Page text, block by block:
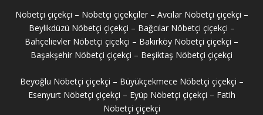
Nöbetçi çiçekçi – Nöbetçi çiçekçiler – Avcılar Nöbetçi çiçekçi –
Beylikdüzü Nöbetçi çiçekçi – Bağcılar Nöbetçi çiçekçi –
Bahçelievler Nöbetçi çiçekçi – Bakırköy Nöbetçi çiçekçi –
Başakşehir Nöbetçi çiçekçi – Beşiktaş Nöbetçi çiçekçi
Beyoğlu Nöbetçi çiçekçi – Büyükçekmece Nöbetçi çiçekçi –
Esenyurt Nöbetçi çiçekçi – Eyüp Nöbetçi çiçekçi – Fatih
Nöbetçi çiçekçi